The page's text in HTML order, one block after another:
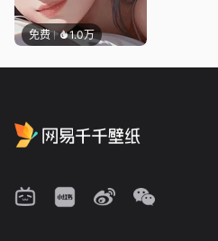
免费 1.0万